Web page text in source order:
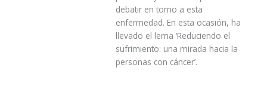
debatir en torno a esta
enfermedad. En esta ocasión, ha
llevado el lema ‘Reduciendo el
sufrimiento: una mirada hacia la
personas con cáncer’.